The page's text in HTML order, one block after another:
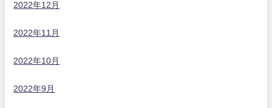
2022年12月
2022年11月
2022年10月
2022年9月